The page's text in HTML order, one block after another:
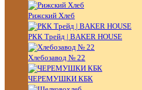
Рижский Хлеб
РКК Трейд | BAKER HOUSE
Хлебозавод № 22
ЧЕРЕМУШКИ КБК